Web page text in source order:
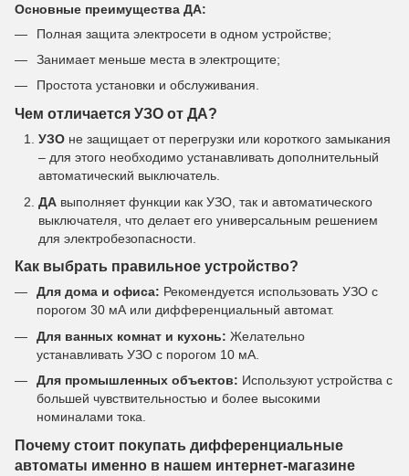
Основные преимущества ДА:
Полная защита электросети в одном устройстве;
Занимает меньше места в электрощите;
Простота установки и обслуживания.
Чем отличается УЗО от ДА?
УЗО не защищает от перегрузки или короткого замыкания
– для этого необходимо устанавливать дополнительный
автоматический выключатель.
ДА выполняет функции как УЗО, так и автоматического
выключателя, что делает его универсальным решением
для электробезопасности.
Как выбрать правильное устройство?
Для дома и офиса: Рекомендуется использовать УЗО с
порогом 30 мА или дифференциальный автомат.
Для ванных комнат и кухонь: Желательно
устанавливать УЗО с порогом 10 мА.
Для промышленных объектов: Используют устройства с
большей чувствительностью и более высокими
номиналами тока.
Почему стоит покупать дифференциальные
автоматы именно в нашем интернет-магазине